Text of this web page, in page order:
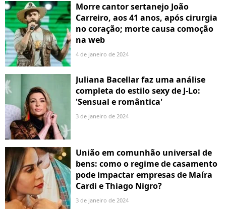
Morre cantor sertanejo João
Carreiro, aos 41 anos, após cirurgia
no coração; morte causa comoção
na web
4 de janeiro de 2024
Juliana Bacellar faz uma análise
completa do estilo sexy de J-Lo:
'Sensual e romântica'
3 de janeiro de 2024
União em comunhão universal de
bens: como o regime de casamento
pode impactar empresas de Maíra
Cardi e Thiago Nigro?
3 de janeiro de 2024